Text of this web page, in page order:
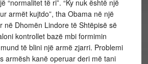
“normalitet të ri”. “Ky nuk është një
armët kujtdo”, tha Obama në një
në Dhomën Lindore të Shtëpisë së
kontrollet bazë mbi formimin
të blini një armë zjarri. Problemi
armësh kanë operuar deri më tani